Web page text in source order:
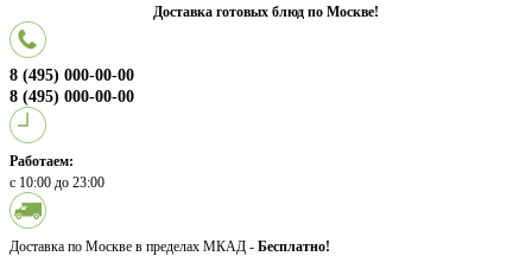
Доставка готовых блюд по Москве!
8 (495) 000-00-00
8 (495) 000-00-00
Работаем:
с 10:00 до 23:00
Доставка по Москве в пределах МКАД - Бесплатно!